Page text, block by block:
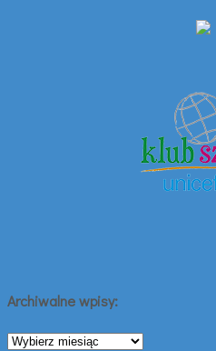
Archiwalne wpisy:
Archiwalne